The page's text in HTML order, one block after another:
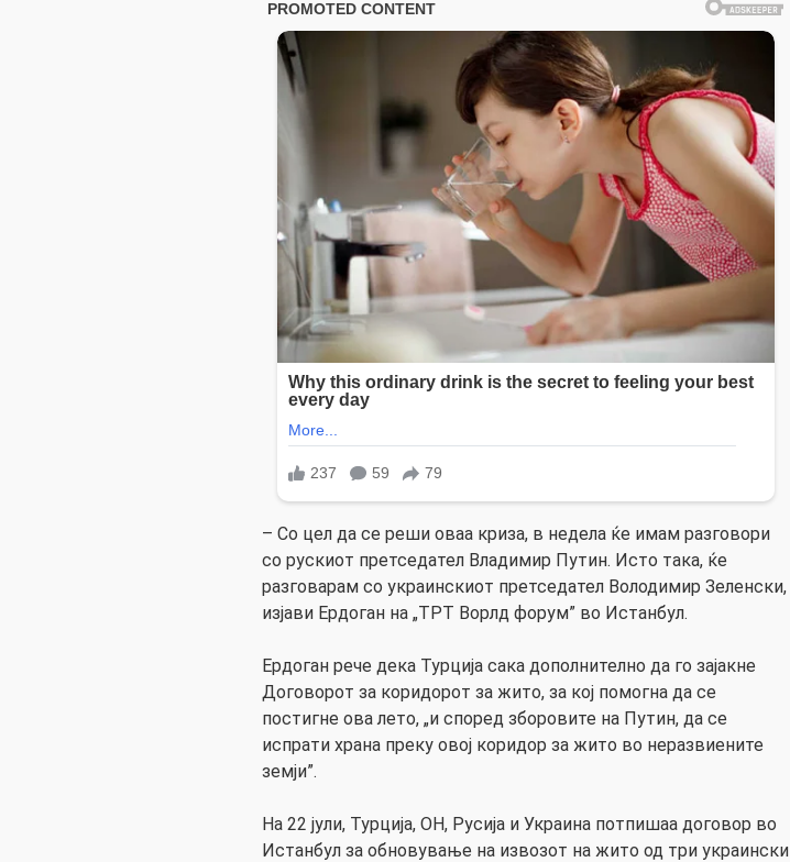
– Со цел да се реши оваа криза, в недела ќе имам разговори
со рускиот претседател Владимир Путин. Исто така, ќе
разговарам со украинскиот претседател Володимир Зеленски,
изјави Ердоган на „ТРТ Ворлд форум” во Истанбул.
Ердоган рече дека Турција сака дополнително да го зајакне
Договорот за коридорот за жито, за кој помогна да се
постигне ова лето, „и според зборовите на Путин, да се
испрати храна преку овој коридор за жито во неразвиените
земји”.
На 22 јули, Турција, ОН, Русија и Украина потпишаа договор во
Истанбул за обновување на извозот на жито од три украински